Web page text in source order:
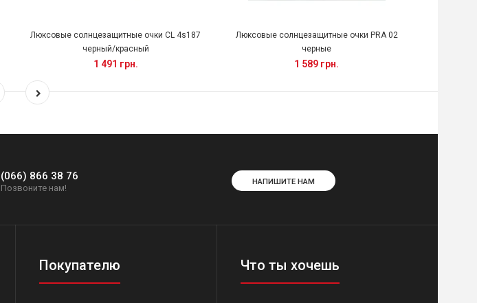
Люксовые солнцезащитные очки CL 4s187
черный/красный
1 491 грн.
Люксовые солнцезащитные очки PRA 02
черные
1 589 грн.
(066) 866 38 76
Позвоните нам!
НАПИШИТЕ НАМ
Покупателю Что ты хочешь